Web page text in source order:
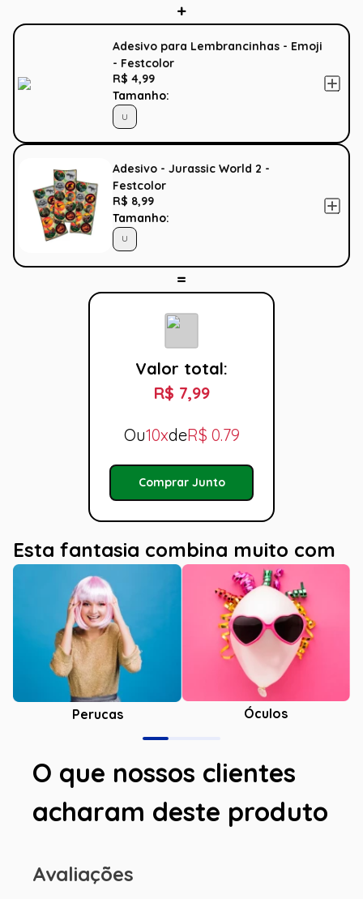
Adesivo para Lembrancinhas - Emoji
- Festcolor
R$ 4,99
Tamanho:
U
Adesivo - Jurassic World 2 -
Festcolor
R$ 8,99
Tamanho:
U
Valor total:
R$ 7,99
Ou10xdeR$ 0.79
Comprar Junto
Esta fantasia combina muito com
Perucas Óculos
O que nossos clientes
acharam deste produto
Avaliações